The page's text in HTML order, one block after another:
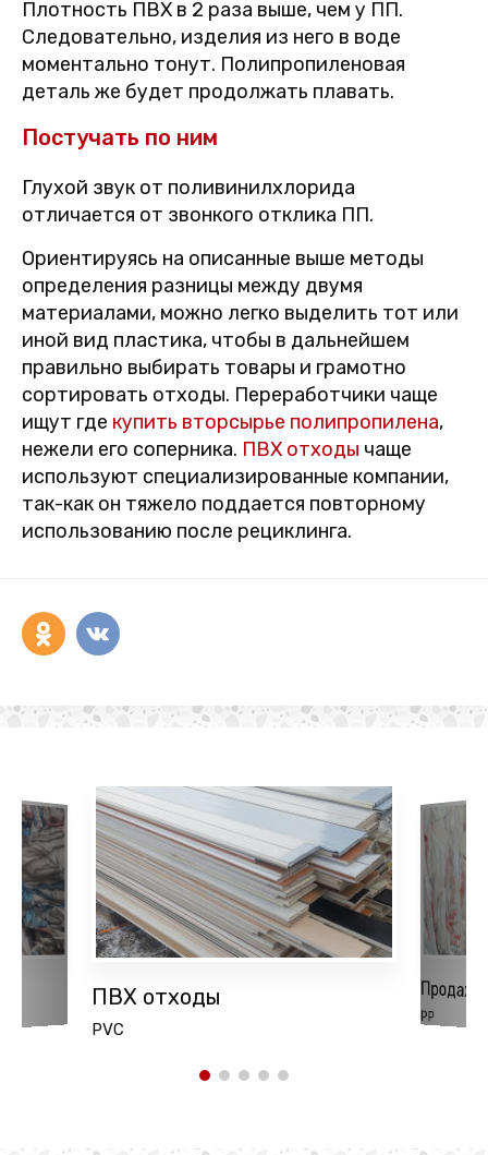
Плотность ПВХ в 2 раза выше, чем у ПП.
Следовательно, изделия из него в воде
моментально тонут. Полипропиленовая
деталь же будет продолжать плавать.
Постучать по ним
Глухой звук от поливинилхлорида
отличается от звонкого отклика ПП.
Ориентируясь на описанные выше методы
определения разницы между двумя
материалами, можно легко выделить тот или
иной вид пластика, чтобы в дальнейшем
правильно выбирать товары и грамотно
сортировать отходы. Переработчики чаще
ищут где купить вторсырье полипропилена,
нежели его соперника. ПВХ отходы чаще
используют специализированные компании,
так-как он тяжело поддается повторному
использованию после рециклинга.
ПВХ отходы
PVC
PP